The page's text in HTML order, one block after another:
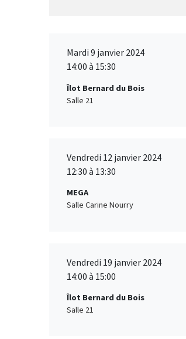
Mardi 9 janvier 2024
14:00 à 15:30
Îlot Bernard du Bois
Salle 21
Vendredi 12 janvier 2024
12:30 à 13:30
MEGA
Salle Carine Nourry
Vendredi 19 janvier 2024
14:00 à 15:00
Îlot Bernard du Bois
Salle 21